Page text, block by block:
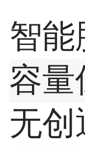
智能
容量
无创